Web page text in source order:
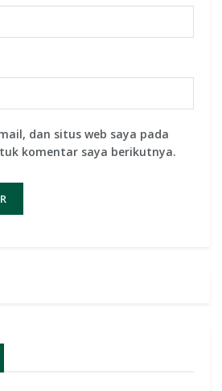
dan situs web saya pada
komentar saya berikutnya.